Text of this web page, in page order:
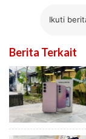
Ikuti
Berita Terkait